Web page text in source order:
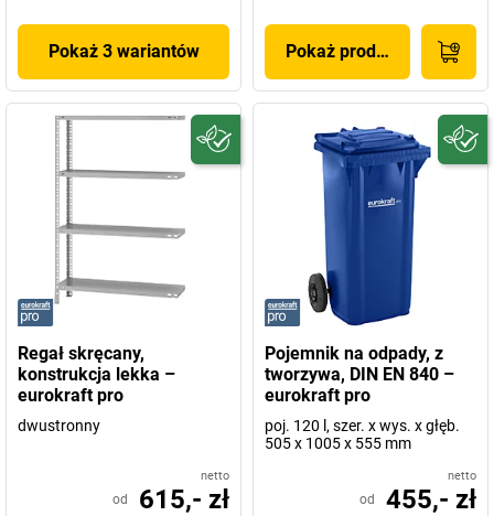
Pokaż 3 wariantów Pokaż produkt
Regał skręcany,
konstrukcja lekka –
eurokraft pro
dwustronny
netto
od 615,- zł
Pojemnik na odpady, z
tworzywa, DIN EN 840 –
eurokraft pro
poj. 120 l, szer. x wys. x głęb.
505 x 1005 x 555 mm
netto
od 455,- zł